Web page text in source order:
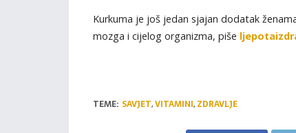
Kurkuma je još jedan sjajan dodatak
mozga i cijelog organizma, piše
TEME: SAVJET,VITAMINI, ZDRAVLJE